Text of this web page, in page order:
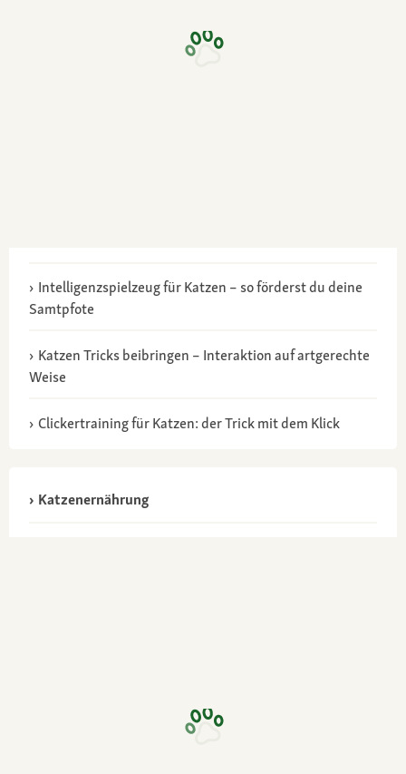
Intelligenzspielzeug für Katzen – so förderst du deine
Samtpfote
Katzen Tricks beibringen – Interaktion auf artgerechte
Weise
Clickertraining für Katzen: der Trick mit dem Klick
Katzenernährung